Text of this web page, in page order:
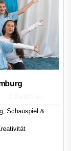
Schauspiel &